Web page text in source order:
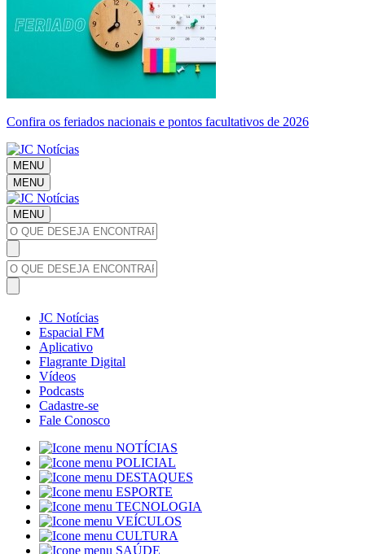
Confira os feriados nacionais e pontos facultativos de 2026
MENU
MENU
MENU
JC Notícias
Espacial FM
Aplicativo
Flagrante Digital
Vídeos
Podcasts
Cadastre-se
Fale Conosco
NOTÍCIAS
POLICIAL
DESTAQUES
ESPORTE
TECNOLOGIA
VEÍCULOS
CULTURA
SAÚDE